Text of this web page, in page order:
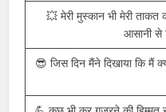
👑 जब तक दुनिया मुझे
और करीब
😏 जिसे मैं जिंदा छोड़ दूँ, वही
😈 बातों से नहीं,